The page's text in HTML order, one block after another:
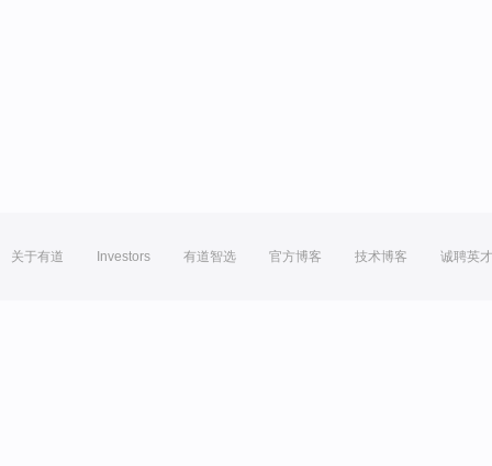
关于有道 Investors 有道智选 官方博客 技术博客 诚聘英才